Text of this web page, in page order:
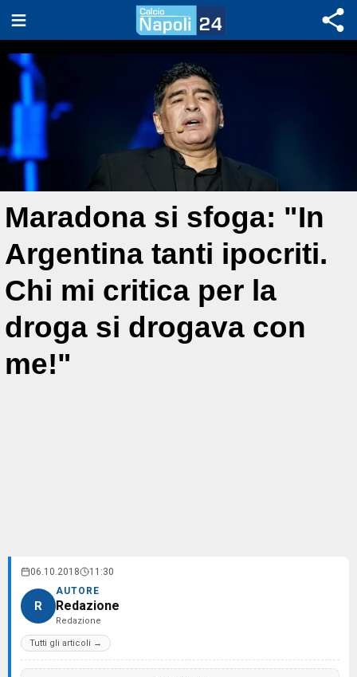
Maradona si sfoga: "In
Argentina tanti ipocriti.
Chi mi critica per la
droga si drogava con
me!"
06.10.2018 11:30
R
AUTORE
Redazione
Redazione
Tutti gli articoli →